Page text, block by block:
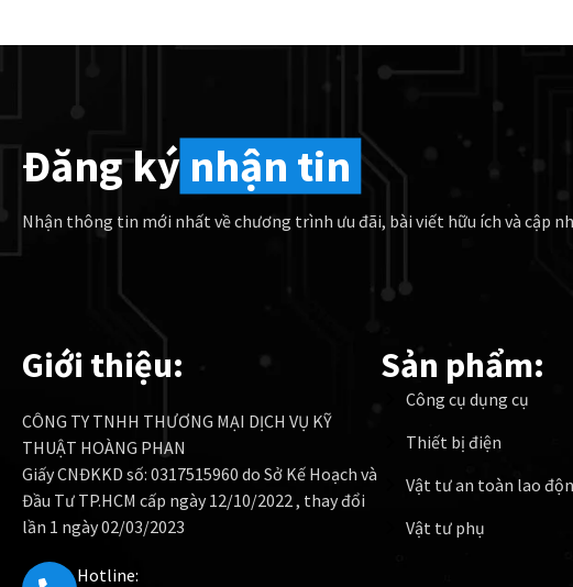
Đăng ký nhận tin
Nhận thông tin mới nhất về chương trình ưu đãi, bài viết hữu ích và cập
Giới thiệu:
CÔNG TY TNHH THƯƠNG MẠI DỊCH VỤ KỸ
THUẬT HOÀNG PHAN
Giấy CNĐKKD số: 0317515960 do Sở Kế Hoạch và
Đầu Tư TP.HCM cấp ngày 12/10/2022 , thay đổi
lần 1 ngày 02/03/2023
Hotline:
Sản phẩm:
Công cụ dụng cụ
Thiết bị điện
Vật tư an toàn lao
Vật tư phụ